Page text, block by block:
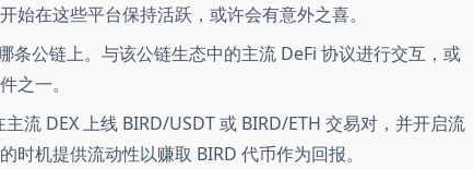
在这些平台保持活跃，或许会有意外之喜。
条公链上。与该公链生态中的主流 DeFi 协议进行交互，或
之一。
流 DEX 上线 BIRD/USDT 或 BIRD/ETH 交易对，并开启流
机提供流动性以赚取 BIRD 代币作为回报。